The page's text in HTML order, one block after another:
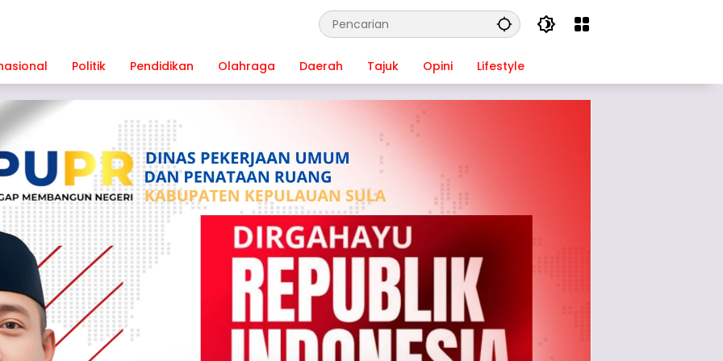
Politik Pendidikan Olahraga Daerah Tajuk Opini Lifestyle